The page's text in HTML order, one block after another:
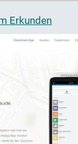
Erkunden